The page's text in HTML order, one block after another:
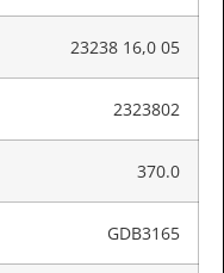
23238 16,0 05
2323802
370.0
GDB3165